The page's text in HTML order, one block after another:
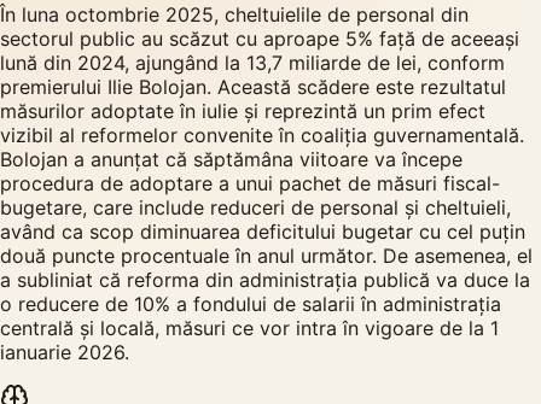
În luna octombrie 2025, cheltuielile de personal din
sectorul public au scăzut cu aproape 5% față de aceeași
lună din 2024, ajungând la 13,7 miliarde de lei, conform
premierului Ilie Bolojan. Această scădere este rezultatul
măsurilor adoptate în iulie și reprezintă un prim efect
vizibil al reformelor convenite în coaliția guvernamentală.
Bolojan a anunțat că săptămâna viitoare va începe
procedura de adoptare a unui pachet de măsuri fiscal-
bugetare, care include reduceri de personal și cheltuieli,
având ca scop diminuarea deficitului bugetar cu cel puțin
două puncte procentuale în anul următor. De asemenea, el
a subliniat că reforma din administrația publică va duce la
o reducere de 10% a fondului de salarii în administrația
centrală și locală, măsuri ce vor intra în vigoare de la 1
ianuarie 2026.